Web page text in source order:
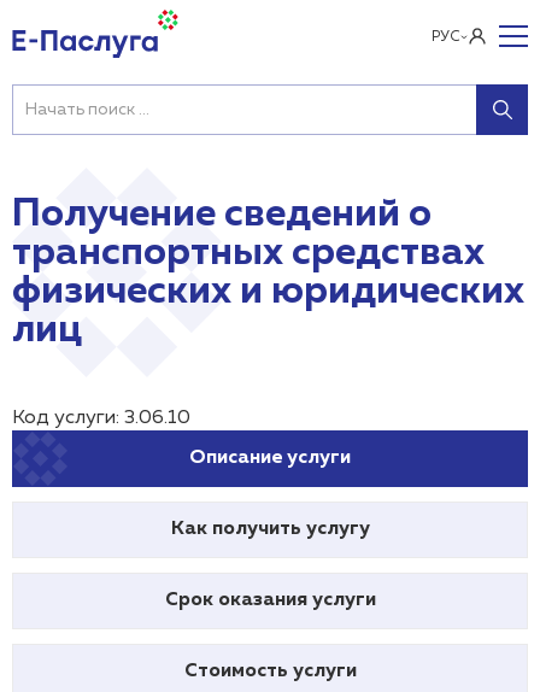
РУС
Получение сведений о
транспортных средствах
физических и юридических
лиц
Код услуги: 3.06.10
Описание услуги
Как получить услугу
Срок оказания услуги
Стоимость услуги